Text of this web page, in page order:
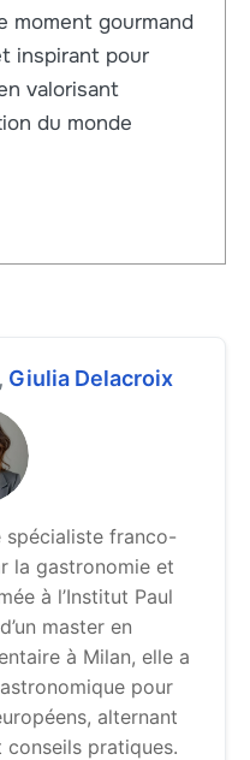
moment gourmand
inspirant pour
valorisant
du monde
Giulia Delacroix
spécialiste franco-
la gastronomie et
à l’Institut Paul
master en
à Milan, elle a
pour
alternant
conseils pratiques.